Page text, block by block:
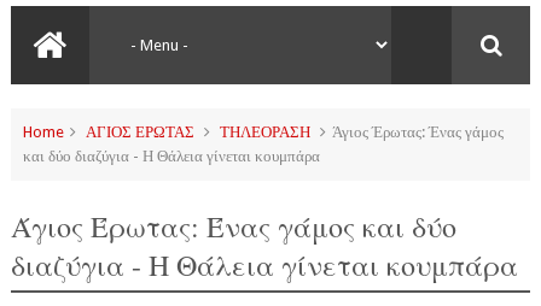
Home ΑΓΙΟΣ ΕΡΩΤΑΣ ΤΗΛΕΟΡΑΣΗ
Άγιος Έρωτας: Ένας γάμος
και δύο διαζύγια - Η Θάλεια γίνεται κουμπάρα
Άγιος Έρωτας: Ένας γάμος και δύο
διαζύγια - Η Θάλεια γίνεται κουμπάρα